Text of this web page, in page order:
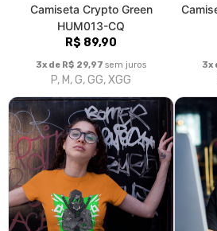
Camiseta Crypto Green
HUM013-CQ
R$ 89,90
3x de R$ 29,97 sem juros
P, M, G, GG, XGG
3x